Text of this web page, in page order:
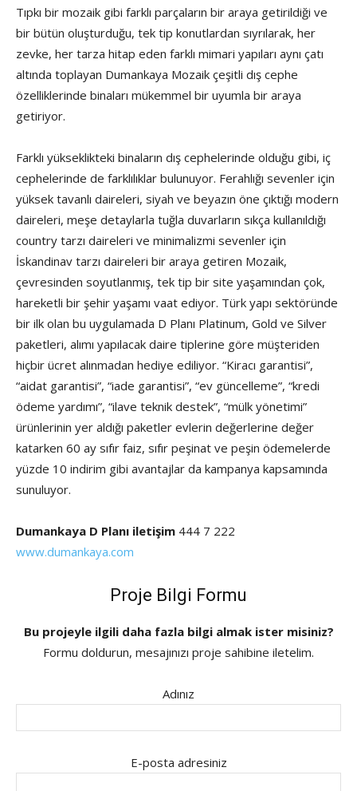
Tıpkı bir mozaik gibi farklı parçaların bir araya getirildiği ve
bir bütün oluşturduğu, tek tip konutlardan sıyrılarak, her
zevke, her tarza hitap eden farklı mimari yapıları aynı çatı
altında toplayan Dumankaya Mozaik çeşitli dış cephe
özelliklerinde binaları mükemmel bir uyumla bir araya
getiriyor.
Farklı yükseklikteki binaların dış cephelerinde olduğu gibi, iç
cephelerinde de farklılıklar bulunuyor. Ferahlığı sevenler için
yüksek tavanlı daireleri, siyah ve beyazın öne çıktığı modern
daireleri, meşe detaylarla tuğla duvarların sıkça kullanıldığı
country tarzı daireleri ve minimalizmi sevenler için
İskandinav tarzı daireleri bir araya getiren Mozaik,
çevresinden soyutlanmış, tek tip bir site yaşamından çok,
hareketli bir şehir yaşamı vaat ediyor. Türk yapı sektöründe
bir ilk olan bu uygulamada D Planı Platinum, Gold ve Silver
paketleri, alımı yapılacak daire tiplerine göre müşteriden
hiçbir ücret alınmadan hediye ediliyor. “Kiracı garantisi”,
“aidat garantisi”, “iade garantisi”, “ev güncelleme”, “kredi
ödeme yardımı”, “ilave teknik destek”, “mülk yönetimi”
ürünlerinin yer aldığı paketler evlerin değerlerine değer
katarken 60 ay sıfır faiz, sıfır peşinat ve peşin ödemelerde
yüzde 10 indirim gibi avantajlar da kampanya kapsamında
sunuluyor.
Dumankaya D Planı iletişim 444 7 222
www.dumankaya.com
Proje Bilgi Formu
Bu projeyle ilgili daha fazla bilgi almak ister misiniz?
Formu doldurun, mesajınızı proje sahibine iletelim.
Adınız
E-posta adresiniz